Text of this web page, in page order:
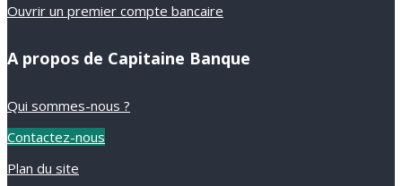
Ouvrir un premier compte bancaire
A propos de Capitaine Banque
Qui sommes-nous ?
Contactez-nous
Plan du site